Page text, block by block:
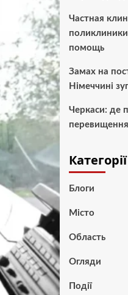
Частная
помощь
Замах на
Німеччині
Черкаси: де
Категорії
Блоги
Місто
Область
Огляди
Події